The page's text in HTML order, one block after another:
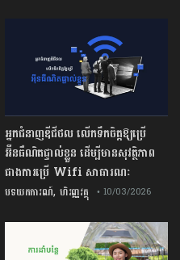
អ្នកជំនាញឌីជីថល លើកទឹកចិត្តឱ្យប្រើ
អ៊ីនធឺណិតផ្ទាល់ខ្លួន ដើម្បីមានសុវត្ថិភាព
ជាងការប្រើ Wifi​ សាធារណៈ
បទយកការណ៍, ហិរញ្ញវត្ថុ • 10/03/2026